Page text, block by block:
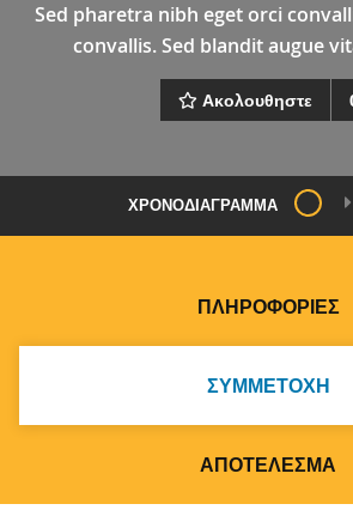
Sed pharetra nibh eget orci
convallis. Sed blandit augue
Ακολουθηστε
ΧΡΟΝΟΔΙΆΓΡΑΜΜΑ
ΠΛΗΡΟΦΟΡΊΕΣ
ΣΥΜΜΕΤΟΧΉ
ΑΠΟΤΈΛΕΣΜΑ